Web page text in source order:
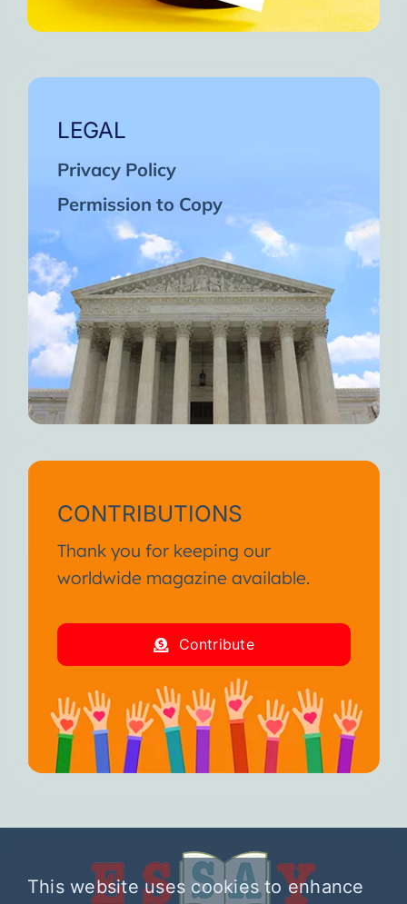
LEGAL
Privacy Policy
Permission to Copy
CONTRIBUTIONS
Thank you for keeping our
worldwide magazine available.
Contribute
This website uses cookies to enhance